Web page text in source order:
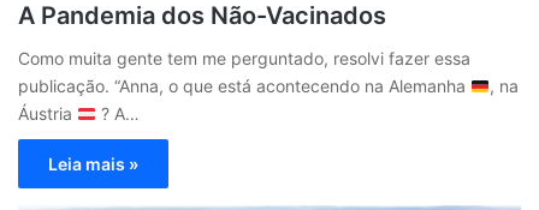
A Pandemia dos Não-Vacinados
Como muita gente tem me perguntado, resolvi fazer essa
publicação. “Anna, o que está acontecendo na Alemanha
, na
Áustria
? A…
Leia mais »